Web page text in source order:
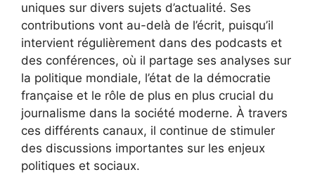
uniques sur divers sujets d’actualité. Ses
contributions vont au-delà de l’écrit, puisqu’il
intervient régulièrement dans des podcasts et
des conférences, où il partage ses analyses sur
la politique mondiale, l’état de la démocratie
française et le rôle de plus en plus crucial du
journalisme dans la société moderne. À travers
ces différents canaux, il continue de stimuler
des discussions importantes sur les enjeux
politiques et sociaux.